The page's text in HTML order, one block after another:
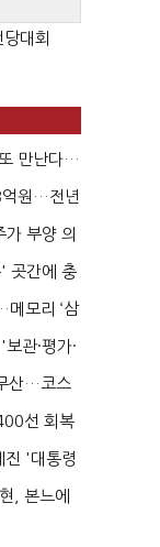
대회
만난다…
억원…전년
가 부양 의
곳간에 충
모리 ‘삼
관·평가·
산…코스
선 회복
'대통령
, 본느에